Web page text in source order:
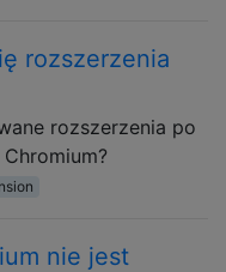
rozszerzenia
rozszerzenia po
nie jest